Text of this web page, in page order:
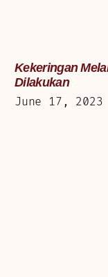
Kekeringan
Dilakukan
June 17, 2023